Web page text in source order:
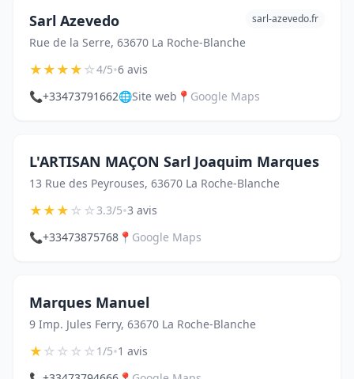
Sarl Azevedo
Rue de la Serre, 63670 La Roche-Blanche
sarl-azevedo.fr
★★★★☆4/5•6 avis
📞+33473791662🌐Site web 📍 Google Maps
L'ARTISAN MAÇON Sarl Joaquim Marques
13 Rue des Peyrouses, 63670 La Roche-Blanche
★★★☆☆3.3/5•3 avis
📞+33473875768 📍 Google Maps
Marques Manuel
9 Imp. Jules Ferry, 63670 La Roche-Blanche
★☆☆☆☆1/5•1 avis